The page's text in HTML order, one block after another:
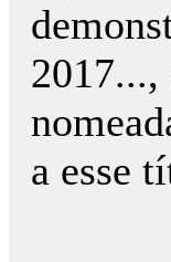
2017...,
a esse